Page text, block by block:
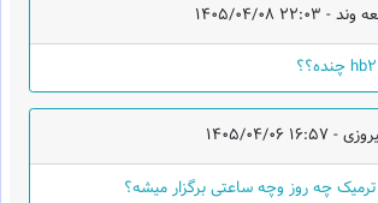
وند - 1405/04/08 22:03
-
1405/04/06 16:57
ترمیک چه روز وچه ساعتی برگزار میشه؟